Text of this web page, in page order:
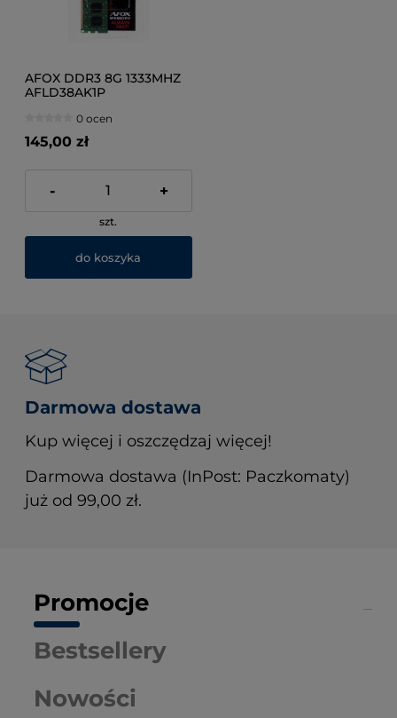
AFOX DDR3 8G 1333MHZ
AFLD38AK1P
0 ocen
145,00 zł
- +
szt.
do koszyka
Darmowa dostawa
Kup więcej i oszczędzaj więcej!
Darmowa dostawa (InPost: Paczkomaty)
już od 99,00 zł.
Promocje
Nowości
Bestsellery